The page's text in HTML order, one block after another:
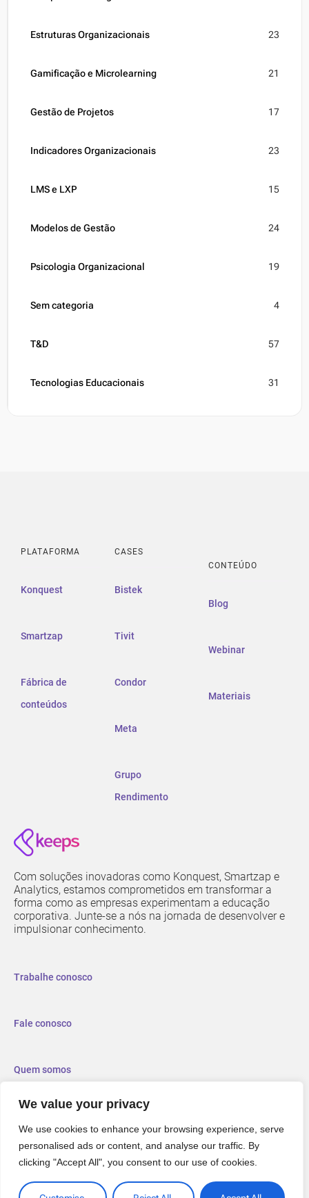
We value your privacy
We use cookies to enhance your browsing experience, serve
personalised ads or content, and analyse our traffic. By
clicking "Accept All", you consent to our use of cookies.
Estruturas Organizacionais 23
Gamificação e Microlearning 21
Gestão de Projetos 17
Indicadores Organizacionais 23
LMS e LXP 15
Modelos de Gestão 24
Psicologia Organizacional 19
Sem categoria 4
T&D 57
Tecnologias Educacionais 31
PLATAFORMA
Konquest
Smartzap
Fábrica de
conteúdos
CASES
Bistek
Tivit
Condor
Meta
Grupo
Rendimento
CONTEÚDO
Blog
Webinar
Materiais
Com soluções inovadoras como Konquest, Smartzap e
Analytics, estamos comprometidos em transformar a
forma como as empresas experimentam a educação
corporativa. Junte-se a nós na jornada de desenvolver e
impulsionar conhecimento.
Trabalhe conosco
Fale conosco
Quem somos